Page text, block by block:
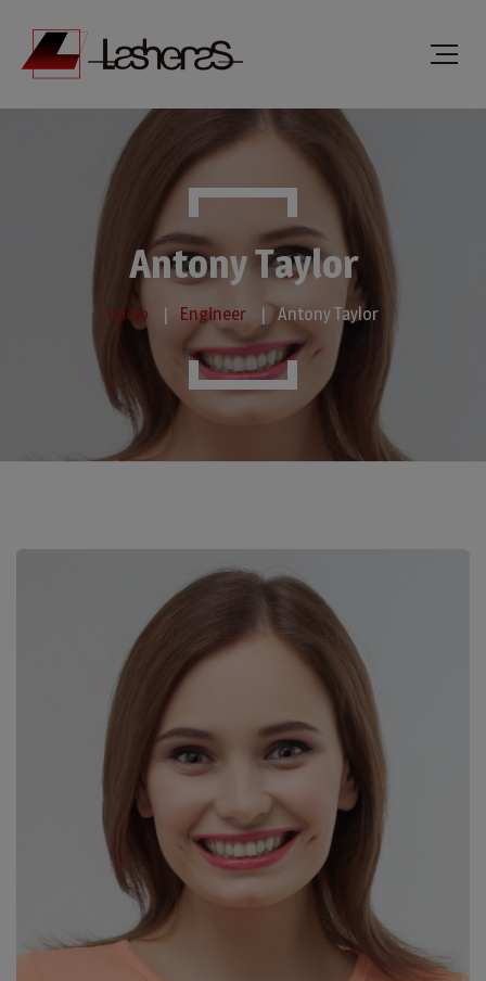
Antony Taylor
Inicio Engineer Antony Taylor